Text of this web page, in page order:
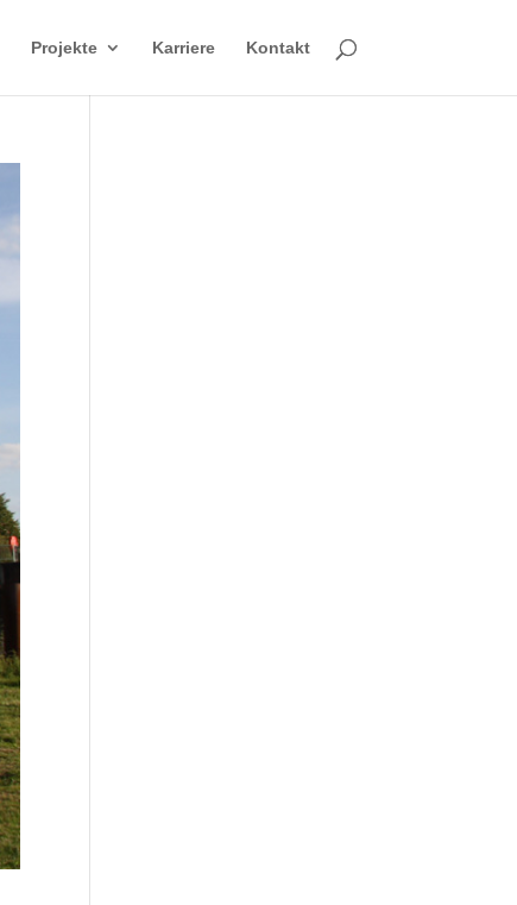
Projekte Karriere Kontakt